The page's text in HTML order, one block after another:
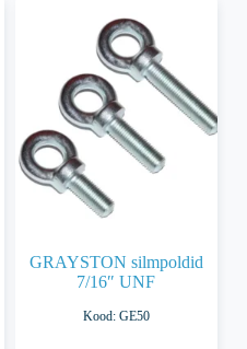
GRAYSTON silmpoldid
7/16″ UNF
Kood: GE50